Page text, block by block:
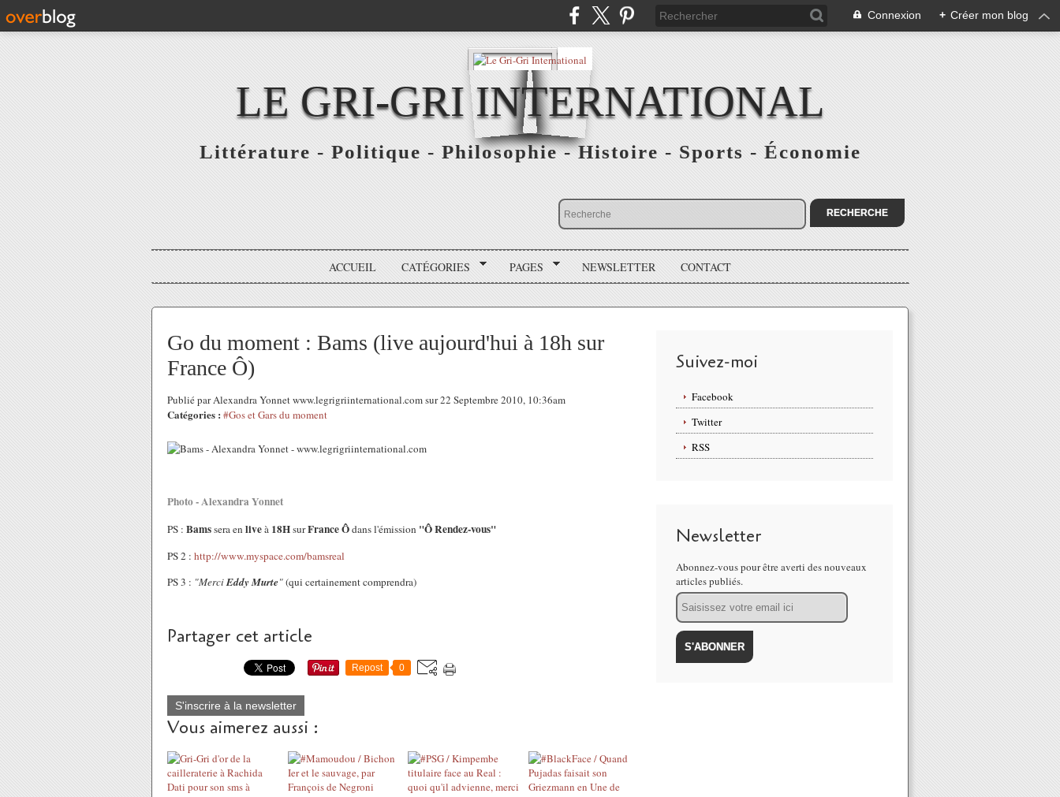
Connexion + Créer mon blog
LE GRI-GRI INTERNATIONAL
Littérature - Politique - Philosophie - Histoire - Sports - Économie
ACCUEIL CATÉGORIES PAGES NEWSLETTER CONTACT
Go du moment : Bams (live aujourd'hui à 18h sur
France Ô)
Publié par Alexandra Yonnet www.legrigriinternational.com sur 22 Septembre 2010, 10:36am
Catégories : #Gos et Gars du moment
Photo - Alexandra Yonnet
PS : Bamssera enliveà 18HsurFrance Ôdans l'émission "Ô Rendez-vous"
PS 2 : http://www.myspace.com/bamsreal
PS 3 : "MerciEddy Murte"(qui certainement comprendra)
Partager cet article
Repost 0
S'inscrire à la newsletter
Vous aimerez aussi :
Suivez-moi
Facebook
Twitter
RSS
Newsletter
Abonnez-vous pour être averti des nouveaux
articles publiés.
Email